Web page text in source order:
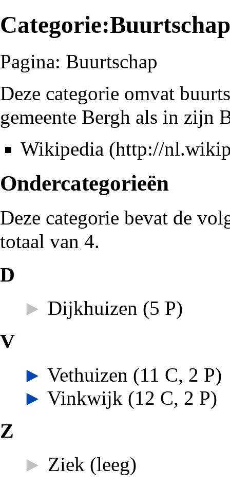
Pagina: Buurtschap
Deze categorie omvat
gemeente Bergh als in zijn
Wikipedia
Ondercategorieën
Deze categorie bevat de
totaal van 4.
D
► Dijkhuizen (5 P)
V
► Vethuizen (11 C, 2 P)
► Vinkwijk (12 C, 2 P)
Z
► Ziek (leeg)